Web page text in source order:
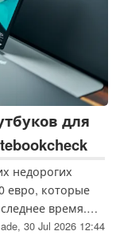
для
недорогих
евро, которые
время.
чтобы
30 Jul 2026 12:44